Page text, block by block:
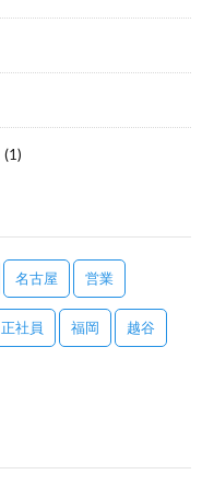
(1)
名古屋 営業
正社員 福岡 越谷